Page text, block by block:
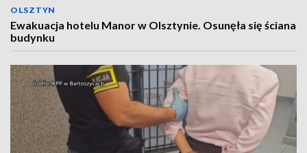
OLSZTYN
Ewakuacja hotelu Manor w Olsztynie. Osunęła się ściana
budynku